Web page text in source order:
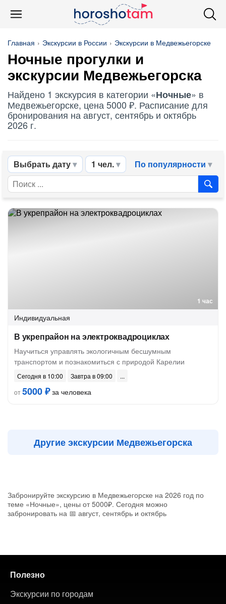
Главная Экскурсии в России Экскурсии в Медвежьегорске
Ночные прогулки и
экскурсии Медвежьегорска
Найдено 1 экскурсия в категории «Ночные» в
Медвежьегорске, цена 5000 ₽. Расписание для
бронирования на август, сентябрь и октябрь
2026 г.
Выбрать дату 1 чел. По популярности
1 час
Индивидуальная
В укрепрайон на электроквадроциклах
Научиться управлять экологичным бесшумным
транспортом и познакомиться с природой Карелии
Сегодня в 10:00
Завтра в 09:00
от5000 ₽за человека
Другие экскурсии Медвежьегорска
Забронируйте экскурсию в Медвежьегорске на 2026 год по
теме «Ночные», цены от 5000₽. Сегодня можно
забронировать на 📅 август, сентябрь и октябрь
Полезно
Экскурсии по городам